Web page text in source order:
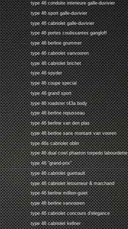
type 46 conduite interieure galle-duvivier
type 46 sport galle-duvivier
type 46 cabriolet galle-duvivier
type 46 portes coulissantes gangloff
type 46 berline grummer
type 46 cabriolet vanvooren
type 46 cabriolet brichet
type 46 spyder
type 46 coupe special
type 46 grand sport
type 46 roadster t43a body
type 46 berline repusseau
type 46 berline van den plas
type 46 berline sans montant van vooren
type 46s cabriolet oblin
type 46 dual cowl phaeton torpedo labourdette
type 46 "grand-prix"
type 46 cabriolet guettault
type 46 cabriolet letourneur & marchand
type 46 berline million-guiet
type 46 berline vanvooren
type 46 cabriolet concours d'elegance
type 46 cabriolet kellner